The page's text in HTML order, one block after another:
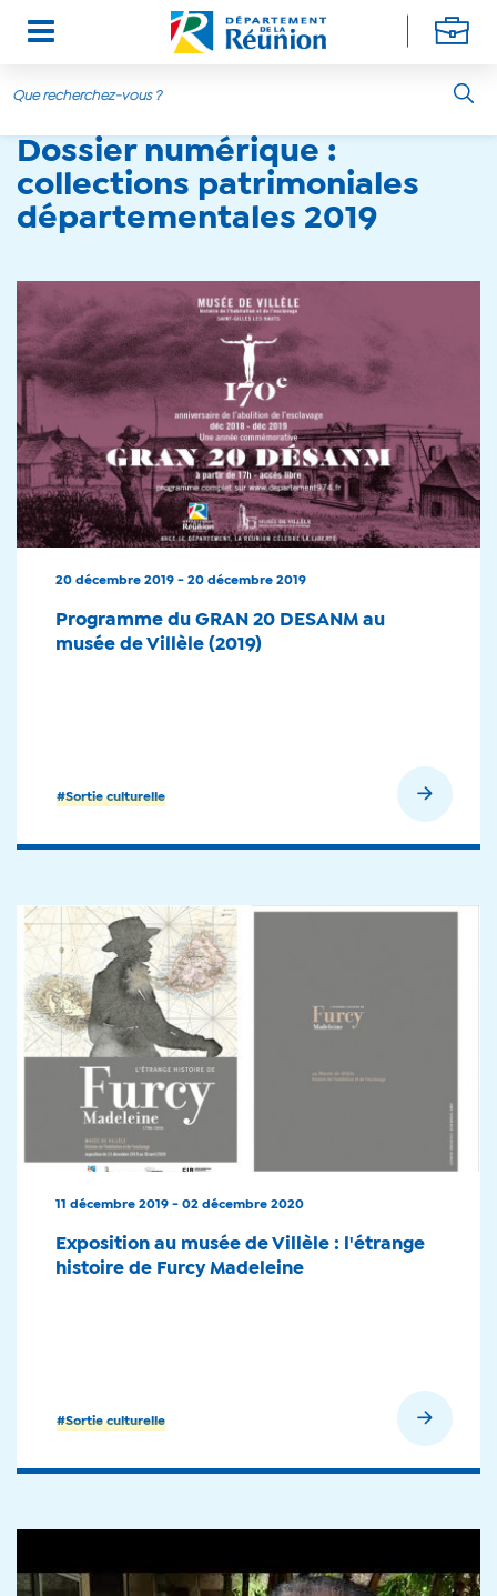
Aller au contenu principal
Dossier numérique :
collections patrimoniales
départementales 2019
#Sortie culturelle
20 décembre 2019 - 20 décembre 2019
Programme du GRAN 20 DESANM au
musée de Villèle (2019)
#Sortie culturelle
11 décembre 2019 - 02 décembre 2020
Exposition au musée de Villèle : l'étrange
histoire de Furcy Madeleine